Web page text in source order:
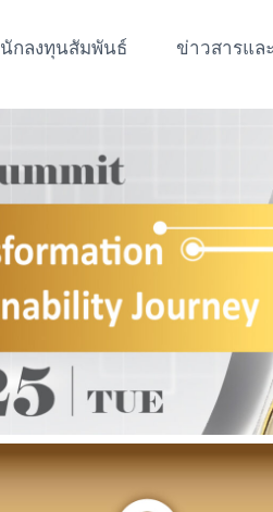
นักลงทุนสัมพันธ์ ข่าวสารแล